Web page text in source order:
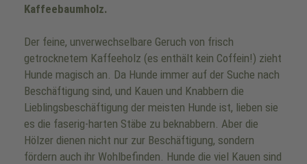
Kaffeebaumholz.
Der feine, unverwechselbare Geruch von frisch
getrocknetem Kaffeeholz (es enthält kein Coffein!) zieht
Hunde magisch an. Da Hunde immer auf der Suche nach
Beschäftigung sind, und Kauen und Knabbern die
Lieblingsbeschäftigung der meisten Hunde ist, lieben sie
es die faserig-harten Stäbe zu beknabbern. Aber die
Hölzer dienen nicht nur zur Beschäftigung, sondern
fördern auch ihr Wohlbefinden. Hunde die viel Kauen sind